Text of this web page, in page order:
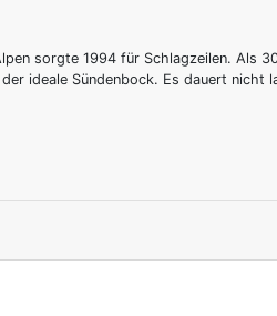
sorgte 1994 für Schlagzeilen. Als
ideale Sündenbock. Es dauert nicht